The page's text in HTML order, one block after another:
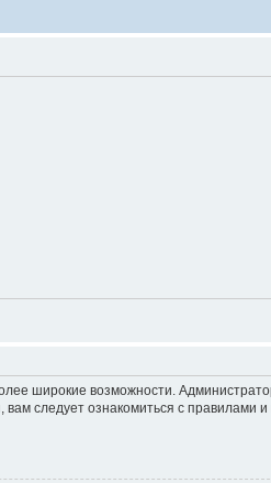
широкие возможности.
следует ознакомиться с правилами и